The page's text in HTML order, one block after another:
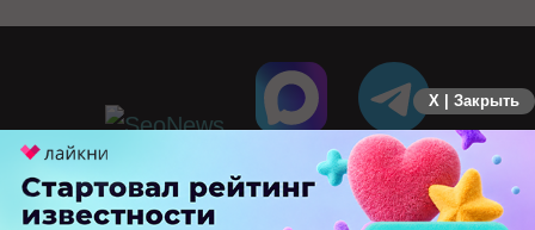
X | Закрыть
ПЕРЕЙТИ НА ПОЛНУЮ ВЕРСИЮ
© SEOnews.ru Все права защищены. 2026